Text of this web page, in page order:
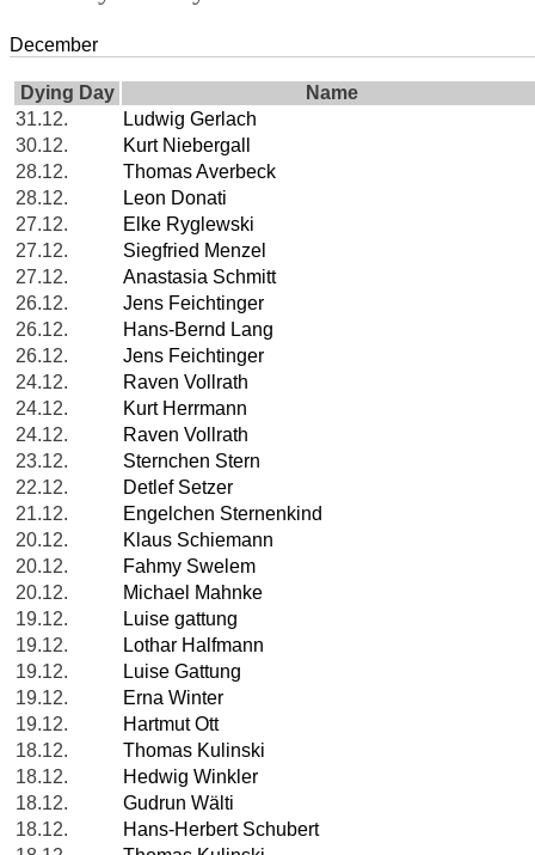
December
Dying Day
Name
31.12.
Ludwig Gerlach
30.12.
Kurt Niebergall
28.12.
Thomas Averbeck
28.12.
Leon Donati
27.12.
Elke Ryglewski
27.12.
Siegfried Menzel
27.12.
Anastasia Schmitt
26.12.
Jens Feichtinger
26.12.
Hans-Bernd Lang
26.12.
Jens Feichtinger
24.12.
Raven Vollrath
24.12.
Kurt Herrmann
24.12.
Raven Vollrath
23.12.
Sternchen Stern
22.12.
Detlef Setzer
21.12.
Engelchen Sternenkind
20.12.
Klaus Schiemann
20.12.
Fahmy Swelem
20.12.
Michael Mahnke
19.12.
Luise gattung
19.12.
Lothar Halfmann
19.12.
Luise Gattung
19.12.
Erna Winter
19.12.
Hartmut Ott
18.12.
Thomas Kulinski
18.12.
Hedwig Winkler
18.12.
Gudrun Wälti
18.12.
Hans-Herbert Schubert